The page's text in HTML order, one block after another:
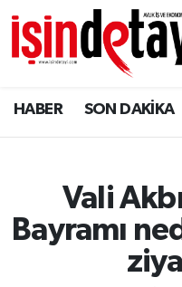
HABER SON DAKİKA
Vali
Bayramı
DÜNYA
Eğitim
ENERJİ HABERİ
GAYRİMENKUL
Nöbetçi Eczaneler
Hava Durumu
İstanbul Namaz
Trafik Durumu
Süper Lig Puan